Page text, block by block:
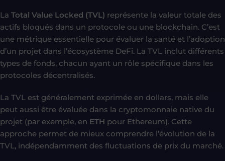
La Total Value Locked (TVL) représente la valeur totale des
actifs bloqués dans un protocole ou une blockchain. C’est
une métrique essentielle pour évaluer la santé et l’adoption
d’un projet dans l’écosystème DeFi. La TVL inclut différents
types de fonds, chacun ayant un rôle spécifique dans les
protocoles décentralisés.
La TVL est généralement exprimée en dollars, mais elle
peut aussi être évaluée dans la cryptomonnaie native du
projet (par exemple, en ETH pour Ethereum). Cette
approche permet de mieux comprendre l’évolution de la
TVL, indépendamment des fluctuations de prix du marché.